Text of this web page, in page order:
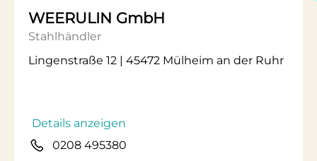
WEERULIN GmbH
Stahlhändler
Lingenstraße 12 | 45472 Mülheim an der Ruhr
Details anzeigen
0208 495380